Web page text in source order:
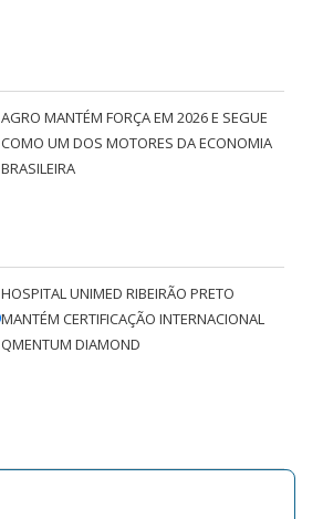
AGRO MANTÉM FORÇA EM 2026 E SEGUE
COMO UM DOS MOTORES DA ECONOMIA
BRASILEIRA
HOSPITAL UNIMED RIBEIRÃO PRETO
MANTÉM CERTIFICAÇÃO INTERNACIONAL
QMENTUM DIAMOND